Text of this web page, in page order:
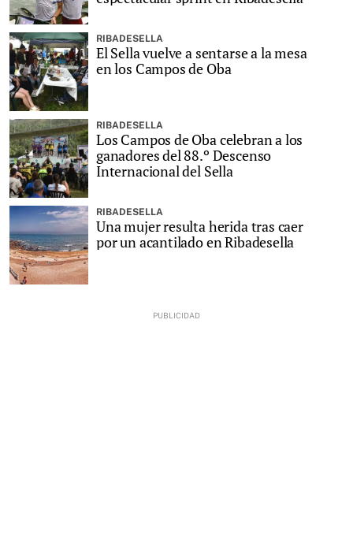
RIBADESELLA
El Sella vuelve a sentarse a la mesa
en los Campos de Oba
RIBADESELLA
Los Campos de Oba celebran a los
ganadores del 88.º Descenso
Internacional del Sella
RIBADESELLA
Una mujer resulta herida tras caer
por un acantilado en Ribadesella